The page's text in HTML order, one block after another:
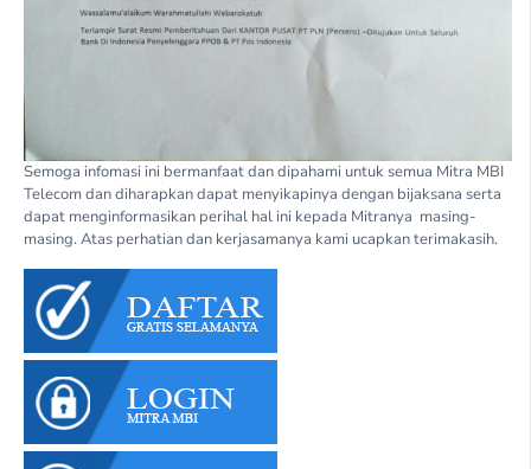
Semoga infomasi ini bermanfaat dan dipahami untuk semua Mitra MBI
Telecom dan diharapkan dapat menyikapinya dengan bijaksana serta
dapat menginformasikan perihal hal ini kepada Mitranya masing-
masing. Atas perhatian dan kerjasamanya kami ucapkan terimakasih.